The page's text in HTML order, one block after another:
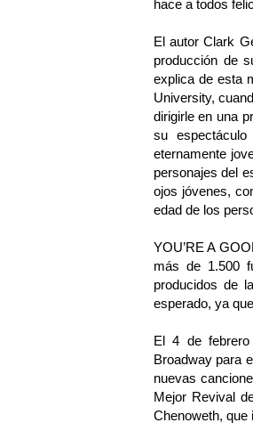
hace a todos
El autor Clark
producción de
explica de esta
University,
dirigirle en una
su
eternamente
personajes del
ojos jóvenes,
edad de los
YOU’RE A
más de 1.500
producidos de
esperado, ya
El 4 de
Broadway para
nuevas
Mejor Revival
Chenoweth, que